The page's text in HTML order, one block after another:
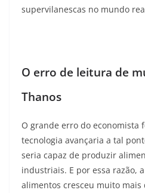
supervilanescas no mundo
O erro de leitura de
Thanos
O grande erro do economista
tecnologia avançaria a tal
seria capaz de produzir
industriais. E por essa razão,
alimentos cresceu muito